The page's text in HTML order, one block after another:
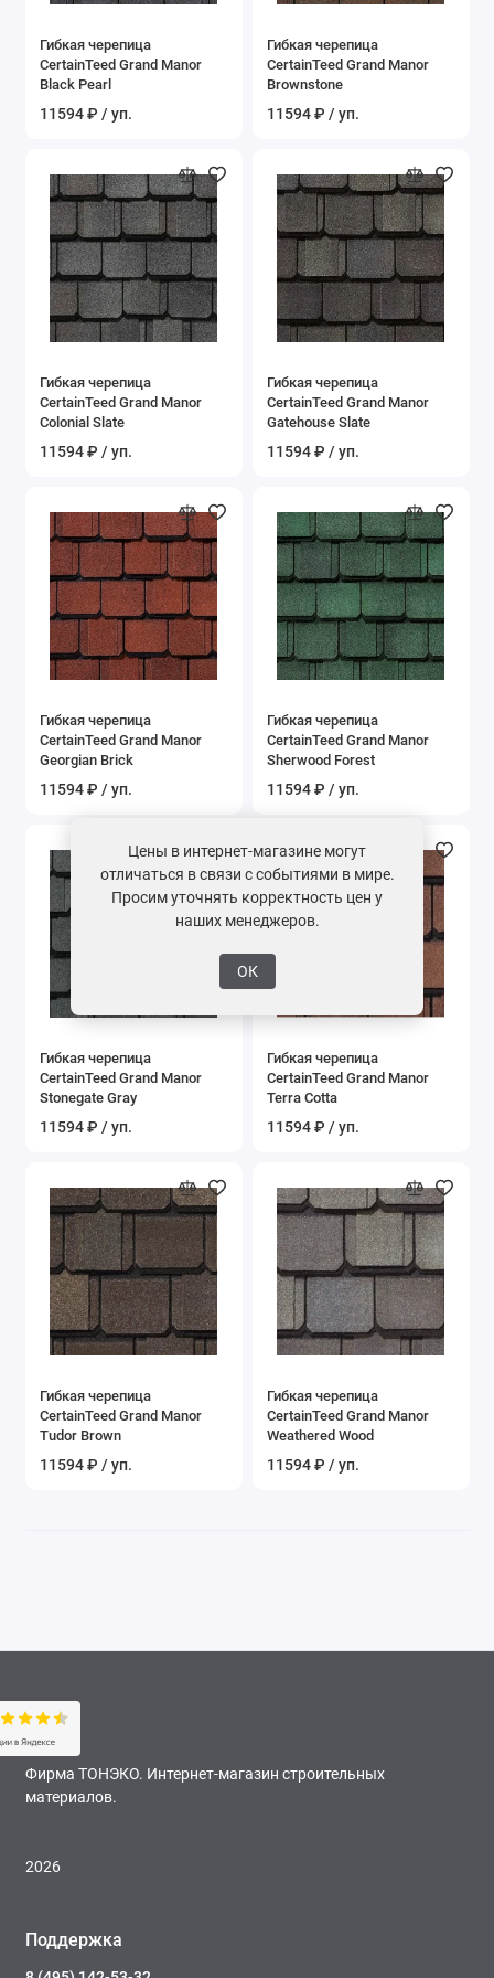
Гибкая черепица
CertainTeed Grand Manor
Black Pearl
11594 ₽ / уп.
Гибкая черепица
CertainTeed Grand Manor
Brownstone
11594 ₽ / уп.
Гибкая черепица
CertainTeed Grand Manor
Colonial Slate
11594 ₽ / уп.
Гибкая черепица
CertainTeed Grand Manor
Gatehouse Slate
11594 ₽ / уп.
Гибкая черепица
CertainTeed Grand Manor
Georgian Brick
11594 ₽ / уп.
Гибкая черепица
CertainTeed Grand Manor
Sherwood Forest
11594 ₽ / уп.
Гибкая черепица
CertainTeed Grand Manor
Stonegate Gray
11594 ₽ / уп.
Гибкая черепица
CertainTeed Grand Manor
Terra Cotta
11594 ₽ / уп.
Гибкая черепица
CertainTeed Grand Manor
Tudor Brown
11594 ₽ / уп.
Гибкая черепица
CertainTeed Grand Manor
Weathered Wood
11594 ₽ / уп.
Фирма ТОНЭКО. Интернет-магазин строительных
материалов.
2026
Поддержка
Цены в интернет-магазине могут
отличаться в связи с событиями в мире.
Просим уточнять корректность цен у
наших менеджеров.
ОК